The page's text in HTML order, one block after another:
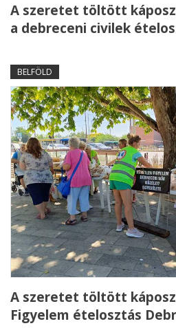
A szeretet töltött
a debreceni civilek
BELFÖLD
A szeretet töltött
Figyelem ételosztás